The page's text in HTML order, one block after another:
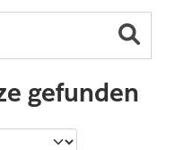
gefunden